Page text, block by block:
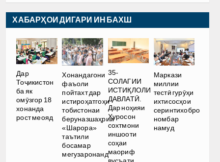
ХАБАРҲОИ ДИГАРИ ИН БАХШ
Дар
Тоҷикистон
ба як
омӯзгор 18
хонанда
рост меояд
Хонандагони
фаъоли
пойтахт дар
истироҳатгоҳи
тобистонаи
беруназшаҳрии
«Шарора»
таътили
босамар
мегузаронанд
35-
СОЛАГИИ
ИСТИҚЛОЛИ
ДАВЛАТӢ.
Дар ноҳияи
Хуросон
сохтмони
иншооти
соҳаи
маориф
Маркази
миллии
тестӣ гурӯҳи
ихтисосҳои
серинтихобро
номбар
намуд